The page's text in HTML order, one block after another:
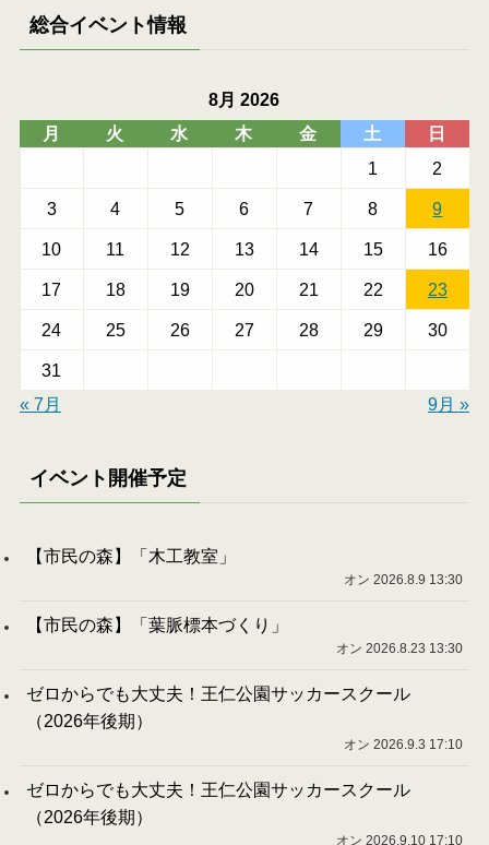
総合イベント情報
8月 2026
月
火 水 木 金 土
日
1
2
3 4 5 6 7 8 9
10 11 12 13 14 15 16
17 18 19 20 21 22 23
24 25 26 27 28 29 30
31
« 7月
9月 »
イベント開催予定
【市民の森】「木工教室」
オン 2026.8.9 13:30
【市民の森】「葉脈標本づくり」
オン 2026.8.23 13:30
ゼロからでも大丈夫！王仁公園サッカースクール
（2026年後期）
オン 2026.9.3 17:10
ゼロからでも大丈夫！王仁公園サッカースクール
（2026年後期）
オン 2026.9.10 17:10